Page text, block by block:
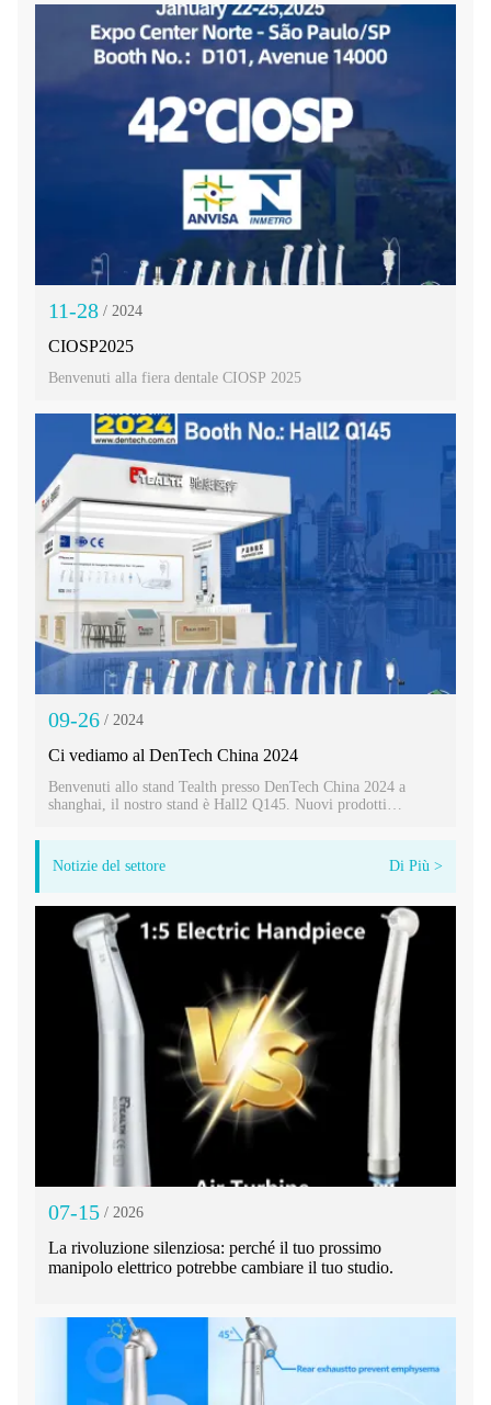
11-28 / 2024
CIOSP2025
Benvenuti alla fiera dentale CIOSP 2025
09-26 / 2024
Ci vediamo al DenTech China 2024
Benvenuti allo stand Tealth presso DenTech China 2024 a
shanghai, il nostro stand è Hall2 Q145. Nuovi prodotti
Notizie del settore
Di Più >
07-15 / 2026
La rivoluzione silenziosa: perché il tuo prossimo
manipolo elettrico potrebbe cambiare il tuo studio.